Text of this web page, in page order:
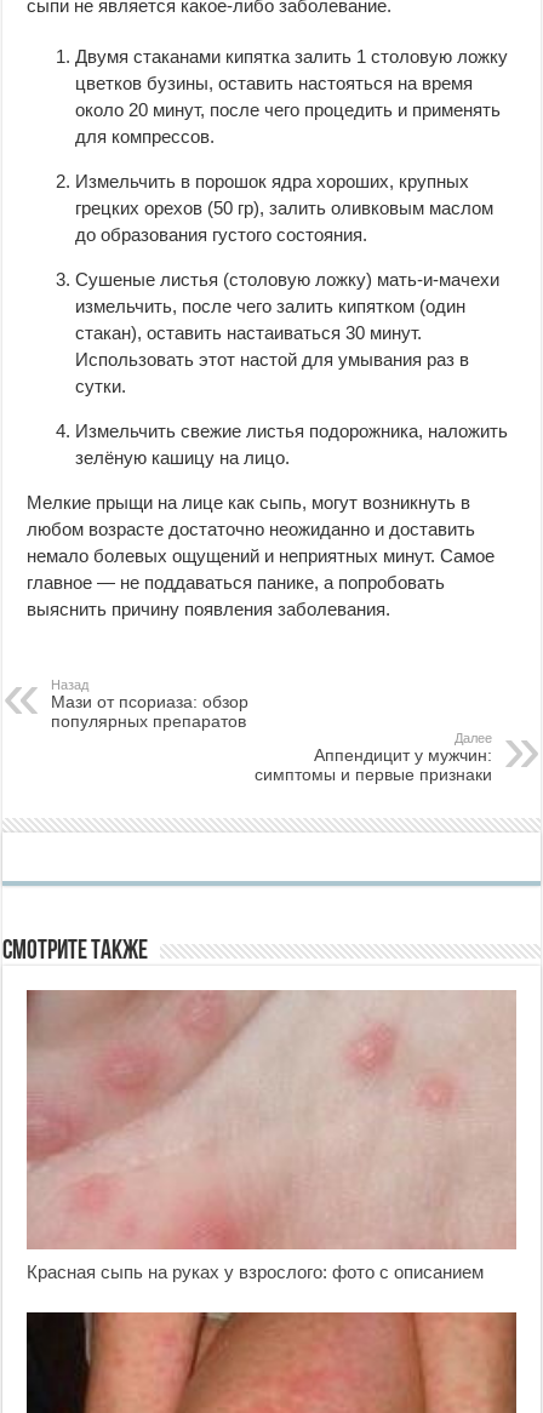
сыпи не является какое-либо заболевание.
Двумя стаканами кипятка залить 1 столовую ложку
цветков бузины, оставить настояться на время
около 20 минут, после чего процедить и применять
для компрессов.
Измельчить в порошок ядра хороших, крупных
грецких орехов (50 гр), залить оливковым маслом
до образования густого состояния.
Сушеные листья (столовую ложку) мать-и-мачехи
измельчить, после чего залить кипятком (один
стакан), оставить настаиваться 30 минут.
Использовать этот настой для умывания раз в
сутки.
Измельчить свежие листья подорожника, наложить
зелёную кашицу на лицо.
Мелкие прыщи на лице как сыпь, могут возникнуть в
любом возрасте достаточно неожиданно и доставить
немало болевых ощущений и неприятных минут. Самое
главное — не поддаваться панике, а попробовать
выяснить причину появления заболевания.
Назад
Мази от псориаза: обзор
популярных препаратов
Далее
Аппендицит у мужчин:
симптомы и первые признаки
Смотрите также
Красная сыпь на руках у взрослого: фото с описанием